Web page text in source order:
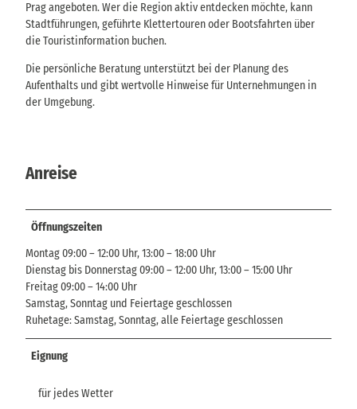
Prag angeboten. Wer die Region aktiv entdecken möchte, kann
Stadtführungen, geführte Klettertouren oder Bootsfahrten über
die Touristinformation buchen.
Die persönliche Beratung unterstützt bei der Planung des
Aufenthalts und gibt wertvolle Hinweise für Unternehmungen in
der Umgebung.
Anreise
Öffnungszeiten
Montag 09:00 – 12:00 Uhr, 13:00 – 18:00 Uhr
Dienstag bis Donnerstag 09:00 – 12:00 Uhr, 13:00 – 15:00 Uhr
Freitag 09:00 – 14:00 Uhr
Samstag, Sonntag und Feiertage geschlossen
Ruhetage: Samstag, Sonntag, alle Feiertage geschlossen
Eignung
für jedes Wetter